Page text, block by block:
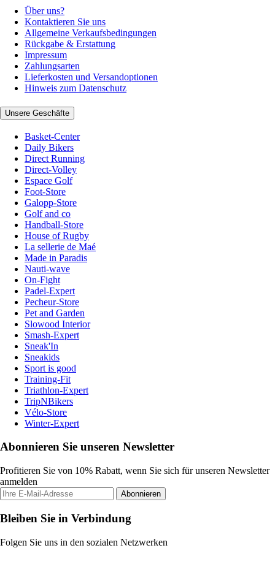
Über uns?
Kontaktieren Sie uns
Allgemeine Verkaufsbedingungen
Rückgabe & Erstattung
Impressum
Zahlungsarten
Lieferkosten und Versandoptionen
Hinweis zum Datenschutz
Unsere Geschäfte
Basket-Center
Daily Bikers
Direct Running
Direct-Volley
Espace Golf
Foot-Store
Galopp-Store
Golf and co
Handball-Store
House of Rugby
La sellerie de Maé
Made in Paradis
Nauti-wave
On-Fight
Padel-Expert
Pecheur-Store
Pet and Garden
Slowood Interior
Smash-Expert
Sneak'In
Sneakids
Sport is good
Training-Fit
Triathlon-Expert
TripNBikers
Vélo-Store
Winter-Expert
Abonnieren Sie unseren Newsletter
Profitieren Sie von 10% Rabatt, wenn Sie sich für unseren Newsletter
anmelden
Abonnieren
Bleiben Sie in Verbindung
Folgen Sie uns in den sozialen Netzwerken